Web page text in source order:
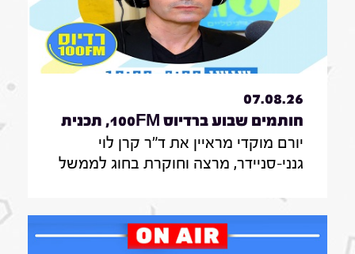
07.08.26
חותמים שבוע ברדיוס 100FM, תכנית
330, 07 באוגוסט 2026
יורם מוקדי מראיין את ד"ר קרן לוי
גנני-סניידר, מרצה וחוקרת בחוג לממשל
הרב-תחומי ירושלים, אודות סקר על
אי-הישארותם של אזרחים ללא חשמל
בעת איום בטחוני; לילך סיגן, חוקרת